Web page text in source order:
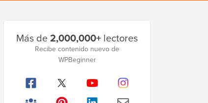
lateral
Más de2,000,000+ lectores
Recibe contenido nuevo de
WPBeginner